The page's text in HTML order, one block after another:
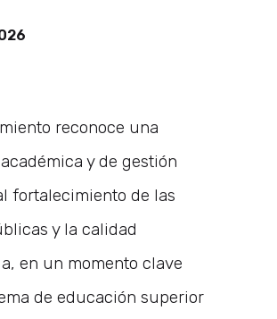
reconoce una
y de gestión
fortalecimiento de las
y la calidad
en un momento clave
de educación superior